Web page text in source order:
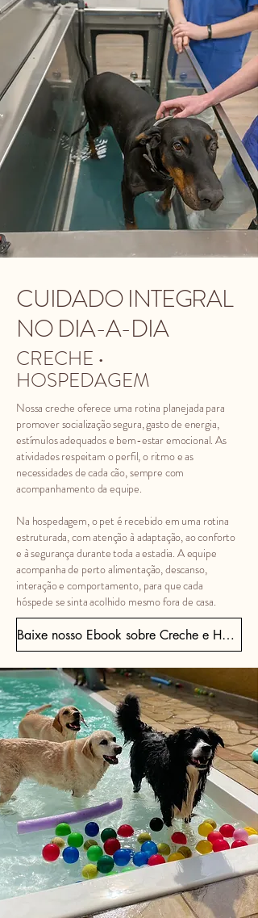
CUIDADO INTEGRAL
NO DIA-A-DIA
CRECHE •
HOSPEDAGEM
Nossa creche oferece uma rotina planejada para
promover socialização segura, gasto de energia,
estímulos adequados e bem-estar emocional. As
atividades respeitam o perfil, o ritmo e as
necessidades de cada cão, sempre com
acompanhamento da equipe.
Na hospedagem, o pet é recebido em uma rotina
estruturada, com atenção à adaptação, ao conforto
e à segurança durante toda a estadia. A equipe
acompanha de perto alimentação, descanso,
interação e comportamento, para que cada
hóspede se sinta acolhido mesmo fora de casa.
Baixe nosso Ebook sobre Creche e Hotel